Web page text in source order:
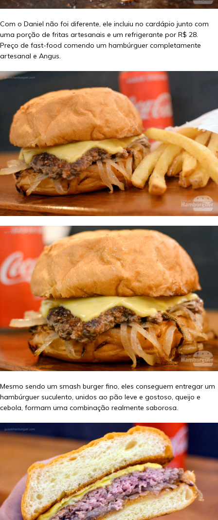
Com o Daniel não foi diferente, ele incluiu no cardápio junto com
uma porção de fritas artesanais e um refrigerante por R$ 28.
Preço de fast-food comendo um hambúrguer completamente
artesanal e Angus.
Mesmo sendo um smash burger fino, eles conseguem entregar um
hambúrguer suculento, unidos ao pão leve e gostoso, queijo e
cebola, formam uma combinação realmente saborosa.